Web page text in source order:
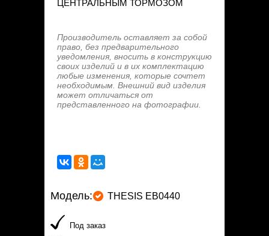
ЦЕНТРАЛЬНЫМ ТОРМОЗОМ
Производитель оставляет за собой
право, без предварительного
уведомления, вносить в конструкцию
своих изделий и в их комплектацию
любые изменения, которые сочтет
необходимым. Внешний вид изделия
может отличаться от
представленного на фотографии.
Модель: THESIS EB0440
Под заказ